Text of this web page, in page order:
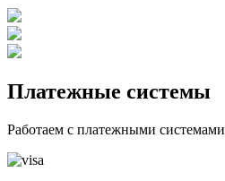
Платежные системы
Работаем с платежными системами